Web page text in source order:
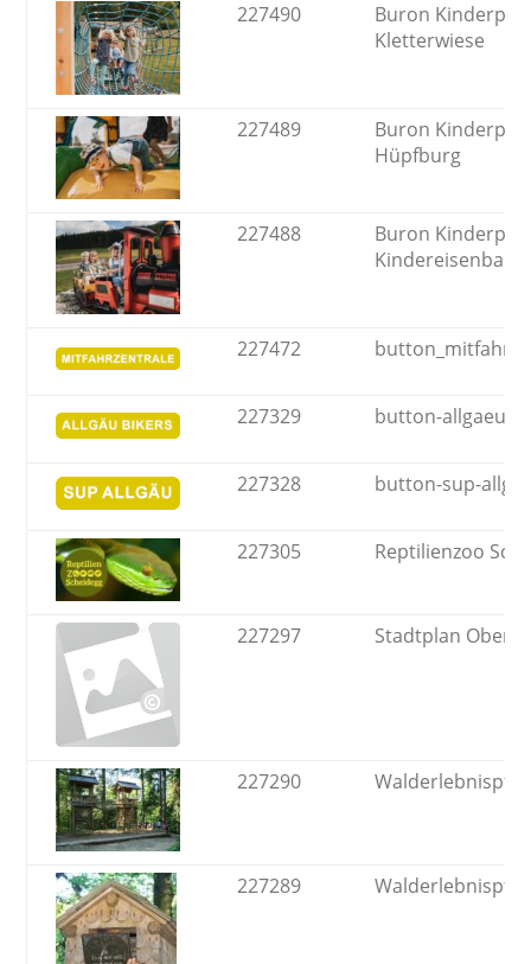
227490
Buron
Kletterwiese
227489
Buron
Hüpfburg
227488
Buron
Kindereisenbahn
227472
227329 button-allgaeu-
227328 button-sup-
227305 Reptilienzoo
227297 Stadtplan
227290
227289